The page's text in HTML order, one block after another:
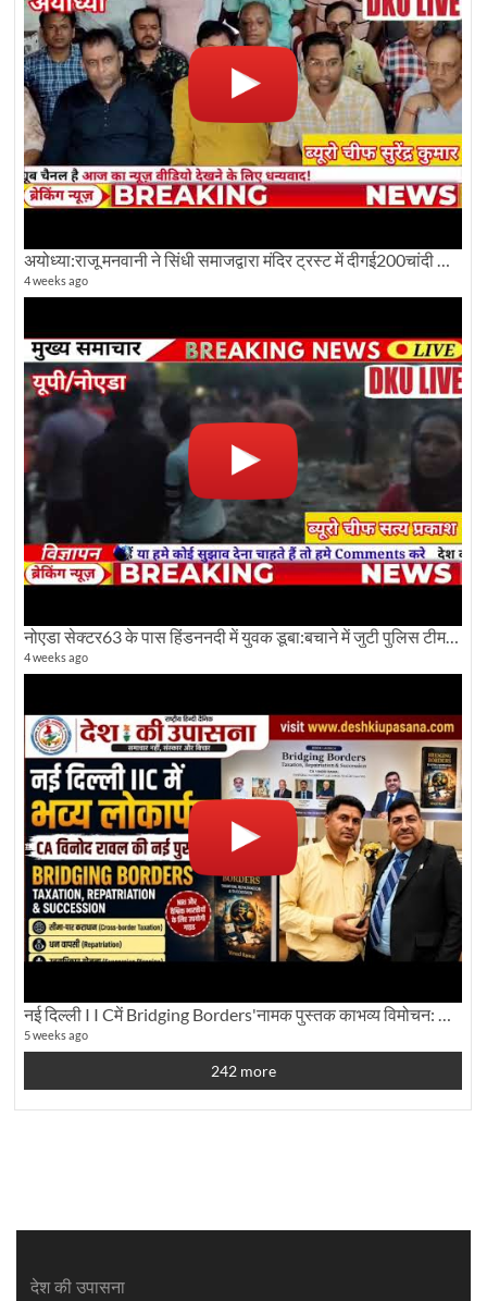
अयोध्या:राजू मनवानी ने सिंधी समाजद्वारा मंदिर ट्रस्ट में दीगई200चांदी की ईंटों पर सवाल का किया विरोध
4 weeks ago
नोएडा सेक्टर63 के पास हिंडननदी में युवक डूबा:बचाने में जुटी पुलिस टीम: देखिए पूरी ग्राउंड रिपोर्टिंग
4 weeks ago
5 weeks ago
242 more
देश की उपासना